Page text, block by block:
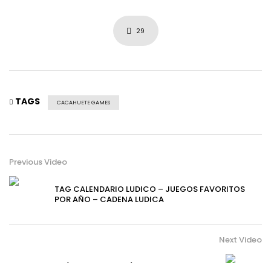
29
TAGS CACAHUETE GAMES
Previous Video
TAG CALENDARIO LUDICO – JUEGOS FAVORITOS
POR AÑO – CADENA LUDICA
Next Video